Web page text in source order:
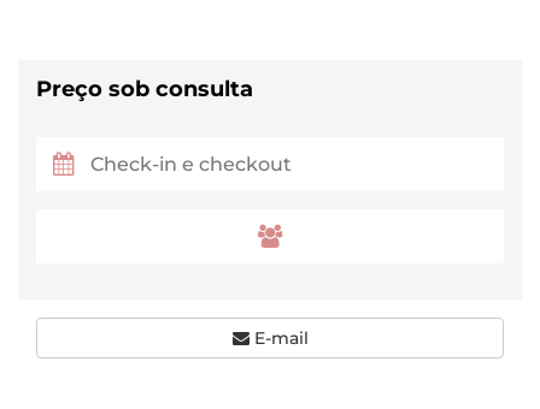
Preço sob consulta
E-mail